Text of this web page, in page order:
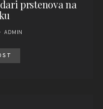
prstenova na
ADMIN